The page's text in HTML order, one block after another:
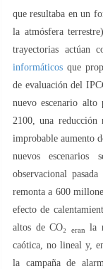
que resultaba en un
la atmósfera
trayectorias actúan
informáticos que
de evaluación del
nuevo escenario
2100, una reducción
improbable aumento
nuevos escenarios
observacional
remonta a 600
efecto de
altos de CO₂
eran
la
caótica, no lineal y,
la campaña de